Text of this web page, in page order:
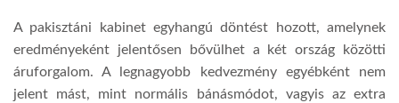
GLOBOTV
A pakisztáni kabinet egyhangú döntést hozott, amelynek
eredményeként jelentősen bővülhet a két ország közötti
áruforgalom. A legnagyobb kedvezmény egyébként nem
jelent mást, mint normális bánásmódot, vagyis az extra